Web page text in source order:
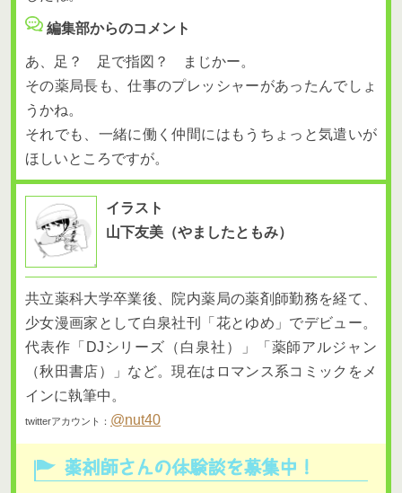
編集部からのコメント
あ、足？ 足で指図？ まじかー。
その薬局長も、仕事のプレッシャーがあったんでしょ
うかね。
それでも、一緒に働く仲間にはもうちょっと気遣いが
ほしいところですが。
イラスト
山下友美（やましたともみ）
共立薬科大学卒業後、院内薬局の薬剤師勤務を経て、
少女漫画家として白泉社刊「花とゆめ」でデビュー。
代表作「DJシリーズ（白泉社）」「薬師アルジャン
（秋田書店）」など。現在はロマンス系コミックをメ
インに執筆中。
twitterアカウント： @nut40